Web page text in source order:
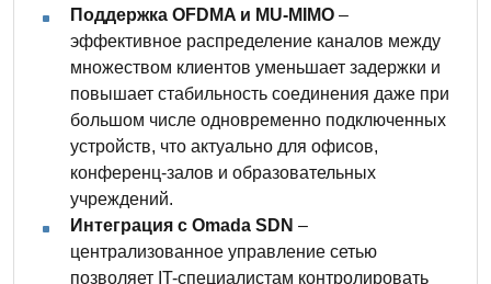
Поддержка OFDMA и MU-MIMO –
эффективное распределение каналов между
множеством клиентов уменьшает задержки и
повышает стабильность соединения даже при
большом числе одновременно подключенных
устройств, что актуально для офисов,
конференц-залов и образовательных
учреждений.
Интеграция с Omada SDN –
централизованное управление сетью
позволяет IT-специалистам контролировать